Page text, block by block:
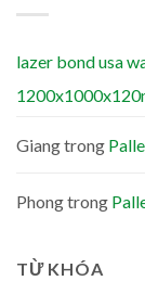
lazer bond usa
Giangtrong
Phongtrong
TỪ KHÓA